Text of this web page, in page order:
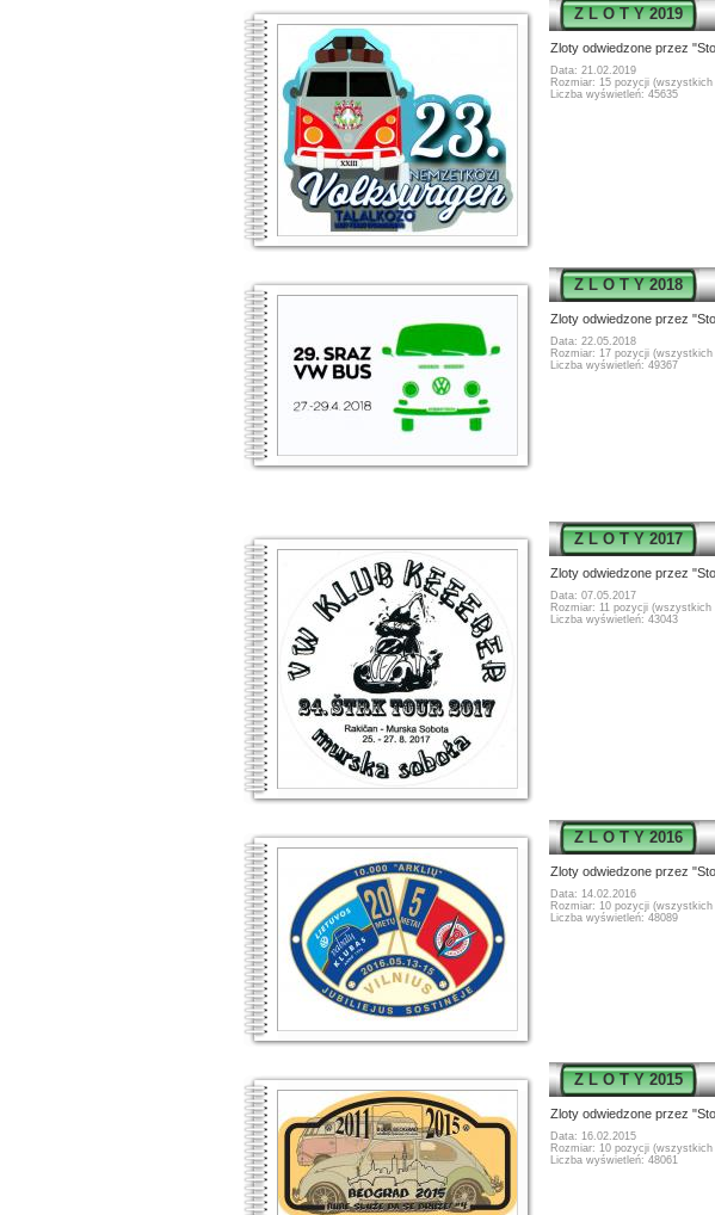
Z L O T Y 2019
Zloty odwiedzone przez
Data: 21.02.2019
Rozmiar: 15 pozycji (wszystkich
Liczba wyświetleń: 45635
Z L O T Y 2018
Zloty odwiedzone przez
Data: 22.05.2018
Rozmiar: 17 pozycji (wszystkich
Liczba wyświetleń: 49367
Z L O T Y 2017
Zloty odwiedzone przez
Data: 07.05.2017
Rozmiar: 11 pozycji (wszystkich
Liczba wyświetleń: 43043
Z L O T Y 2016
Zloty odwiedzone przez
Data: 14.02.2016
Rozmiar: 10 pozycji (wszystkich
Liczba wyświetleń: 48089
Z L O T Y 2015
Zloty odwiedzone przez
Data: 16.02.2015
Rozmiar: 10 pozycji (wszystkich
Liczba wyświetleń: 48061